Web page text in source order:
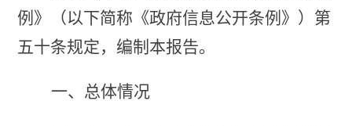
例》（以下简称《政府信息公开条例》）第
五十条规定，编制本报告。
一、总体情况